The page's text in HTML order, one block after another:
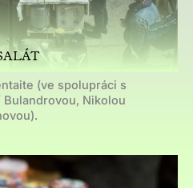
(ve spolupráci s
Bulandrovou, Nikolou